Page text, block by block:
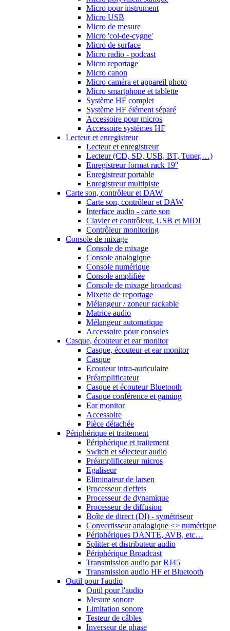
Micro pour instrument
Micro USB
Micro de mesure
Micro 'col-de-cygne'
Micro de surface
Micro radio - podcast
Micro reportage
Micro canon
Micro caméra et appareil photo
Micro smartphone et tablette
Système HF complet
Système HF élément séparé
Accessoire pour micros
Accessoire systèmes HF
Lecteur et enregistreur
Lecteur et enregistreur
Lecteur (CD, SD, USB, BT, Tuner,…)
Enregistreur format rack 19''
Enregistreur portable
Enregistreur multipiste
Carte son, contrôleur et DAW
Carte son, contrôleur et DAW
Interface audio - carte son
Clavier et contrôleur, USB et MIDI
Contrôleur monitoring
Console de mixage
Console de mixage
Console analogique
Console numérique
Console amplifiée
Console de mixage broadcast
Mixette de reportage
Mélangeur / zoneur rackable
Matrice audio
Mélangeur automatique
Accessoire pour consoles
Casque, écouteur et ear monitor
Casque, écouteur et ear monitor
Casque
Ecouteur intra-auriculaire
Préamplificateur
Casque et écouteur Bluetooth
Casque conférence et gaming
Ear monitor
Accessoire
Pièce détachée
Périphérique et traitement
Périphérique et traitement
Switch et sélecteur audio
Préamplificateur micros
Egaliseur
Eliminateur de larsen
Processeur d'effets
Processeur de dynamique
Processeur de diffusion
Boîte de direct (DI) - symétriseur
Convertisseur analogique <> numérique
Périphériques DANTE, AVB, etc…
Splitter et distributeur audio
Périphérique Broadcast
Transmission audio par RJ45
Transmission audio HF et Bluetooth
Outil pour l'audio
Outil pour l'audio
Mesure sonore
Limitation sonore
Testeur de câbles
Inverseur de phase